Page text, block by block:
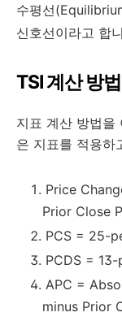
수평선
신호선이라고 합
TSI 계산 방법
지표 계산 방법을
은 지표를 적용하
Price
Prior Close
PCS = 25-
PCDS =
APC =
minus Prior